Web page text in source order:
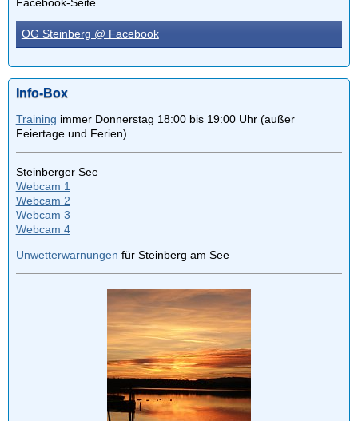
OG Steinberg @ Facebook
Info-Box
Training immer Donnerstag 18:00 bis 19:00 Uhr (außer
Feiertage und Ferien)
Steinberger See
Webcam 1
Webcam 2
Webcam 3
Webcam 4
Unwetterwarnungen für Steinberg am See